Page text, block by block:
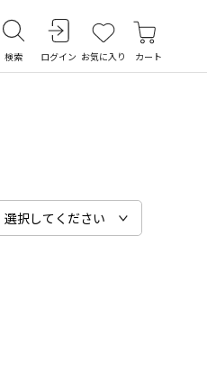
検索 ログイン お気に入り カート